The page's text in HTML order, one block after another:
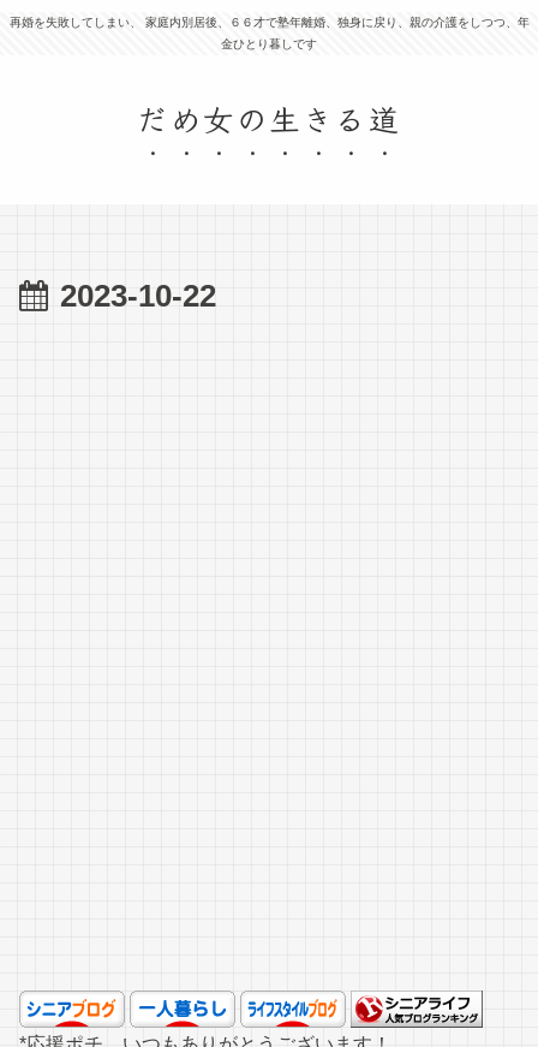
再婚を失敗してしまい、 家庭内別居後、６６才で塾年離婚、独身に戻り、親の介護をしつつ、年
金ひとり暮しです
だめ女の生きる道
2023-10-22